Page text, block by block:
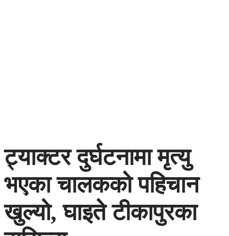
ट्याक्टर दुर्घटनामा मृत्यु
भएका चालकको पहिचान
खुल्यो, घाइते टीकापुरका